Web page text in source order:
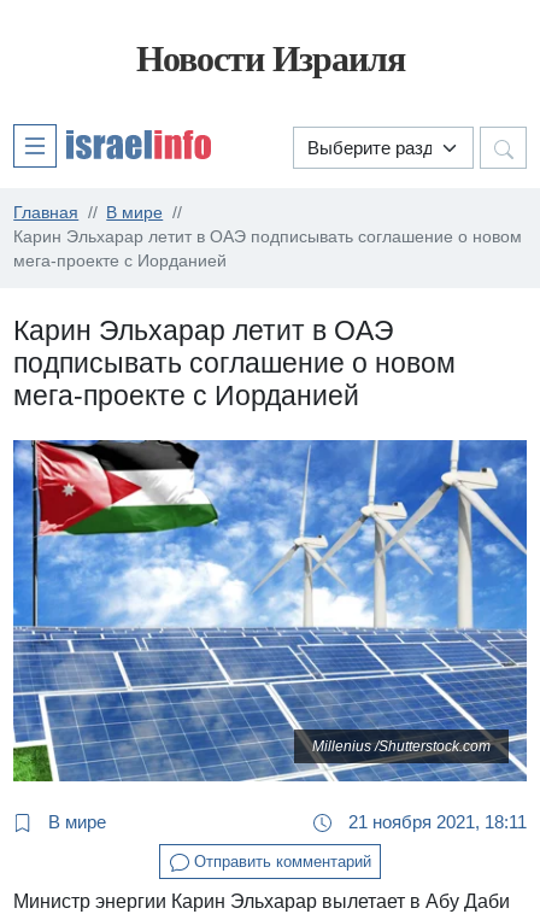
Новости Израиля
Главная
В мире
Карин Эльхарар летит в ОАЭ подписывать соглашение о новом
мега-проекте с Иорданией
Карин Эльхарар летит в ОАЭ
подписывать соглашение о новом
мега-проекте с Иорданией
Millenius /Shutterstock.com
В мире 21 ноября 2021, 18:11
Отправить комментарий
Министр энергии Карин Эльхарар вылетает в Абу Даби